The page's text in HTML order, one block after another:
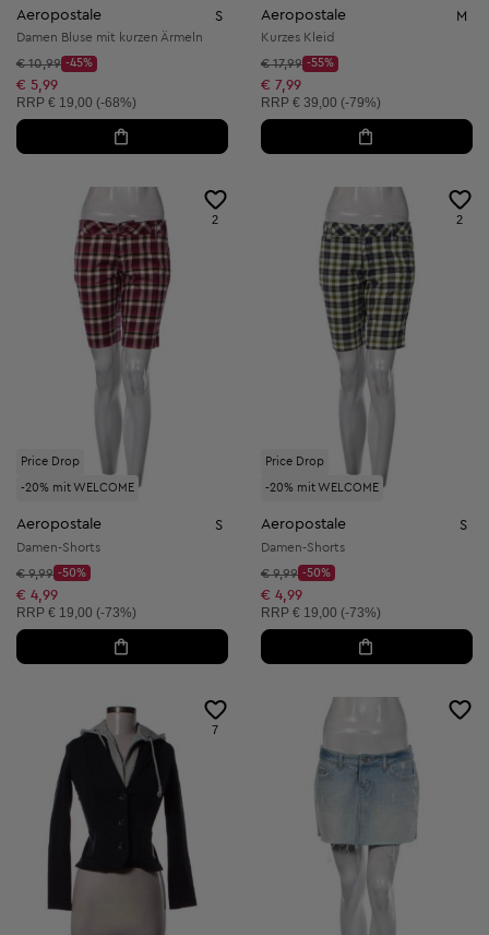
Aeropostale S
Damen Bluse mit kurzen Ärmeln
Startpreis:
€ 10,99
Discount Price:
-45%
Reduzierter Preis:
€ 5,99
Unverbindliche Preisempfehlung:
RRP € 19,00 (-68%)
Aeropostale M
Kurzes Kleid
Startpreis:
€ 17,99
Discount Price:
-55%
Reduzierter Preis:
€ 7,99
Unverbindliche Preisempfehlung:
RRP € 39,00 (-79%)
Price Drop
-20% mit WELCOME
2
Aeropostale S
Damen-Shorts
Startpreis:
€ 9,99
Discount Price:
-50%
Reduzierter Preis:
€ 4,99
Unverbindliche Preisempfehlung:
RRP € 19,00 (-73%)
Price Drop
-20% mit WELCOME
2
Aeropostale S
Damen-Shorts
Startpreis:
€ 9,99
Discount Price:
-50%
Reduzierter Preis:
€ 4,99
Unverbindliche Preisempfehlung:
RRP € 19,00 (-73%)
7